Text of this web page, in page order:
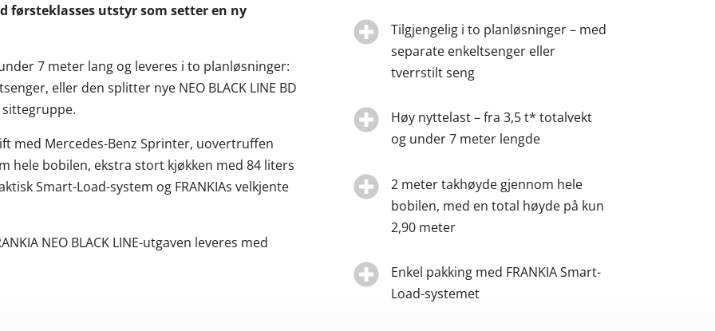
førsteklasses utstyr som setter en ny
7 meter lang og leveres i to planløsninger:
eller den splitter nye NEO BLACK LINE BD
med Mercedes-Benz Sprinter, uovertruffen
hele bobilen, ekstra stort kjøkken med 84 liters
Smart-Load-system og FRANKIAs velkjente
NEO BLACK LINE-utgaven leveres med

Tilgjengelig i to planløsninger – med
separate enkeltsenger eller
tverrstilt seng

Høy nyttelast – fra 3,5 t* totalvekt
og under 7 meter lengde

2 meter takhøyde gjennom hele
bobilen, med en total høyde på kun
2,90 meter

Enkel pakking med FRANKIA Smart-
Load-systemet